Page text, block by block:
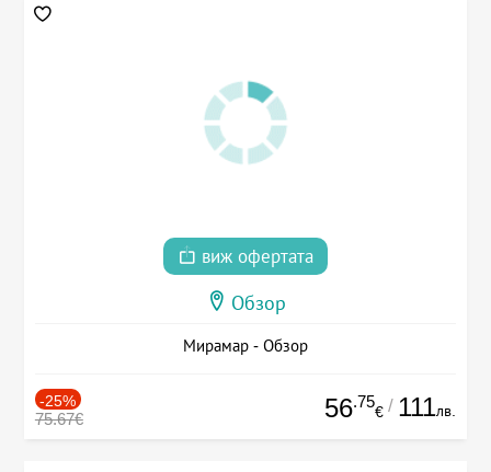
виж офертата
Обзор
Мирамар - Обзор
-25%
75.67€ 56.75
€ / 111лв.